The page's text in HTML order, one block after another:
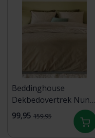
Beddinghouse
Dekbedovertrek Nuno
Zand 240x200/220 cm
99,95 159,95